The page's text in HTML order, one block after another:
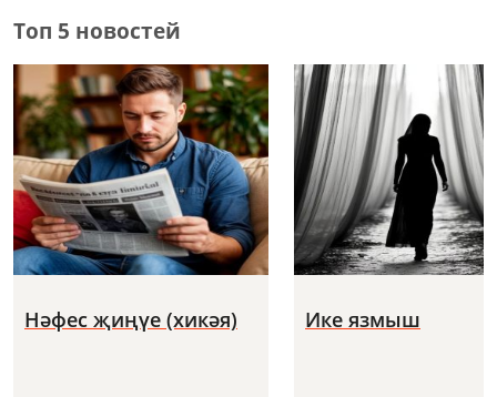
Топ 5 новостей
Нәфес җиңүе (хикәя) Ике язмыш